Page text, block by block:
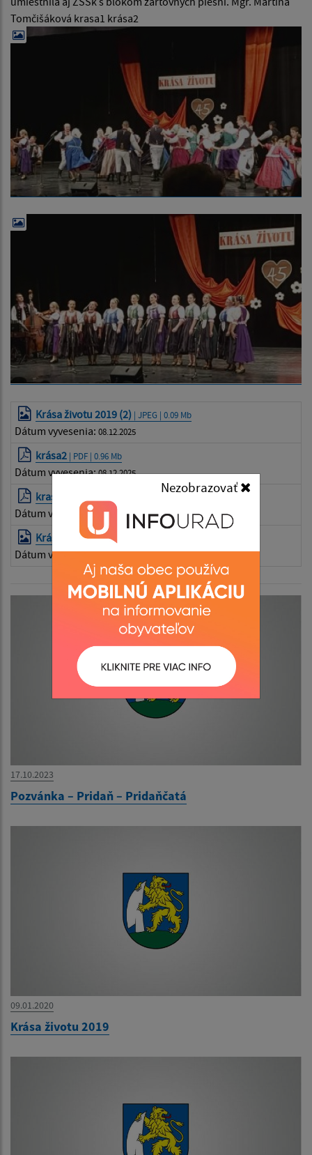
Nezobrazovať
Tomčišáková krasa1 krása2
Krása životu 2019 (2) | JPEG | 0.09 Mb
Dátum vyvesenia: 08.12.2025
krása2 | PDF | 0.96 Mb
Dátum vyvesenia:08.12.2025
krasa1
Dátum vyvesenia: 08.12.2025
Krása životu 2019
Dátum vyvesenia:08.12.2025
17.10.2023
Pozvánka – Pridaň – Pridaňčatá
09.01.2020
Krása životu 2019